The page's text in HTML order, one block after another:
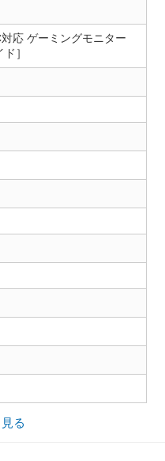
応 ゲーミングモニター
］
る